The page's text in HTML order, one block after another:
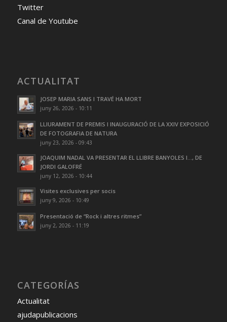
Twitter
Canal de Youtube
ACTUALITAT
JOSEP MARIA SANS I TRAVÉ HA MORT
juny 26, 2026 - 10:11
LLIURAMENT DE PREMIS I INAUGURACIÓ DE LA XXIV EXPOSICIÓ
DE FOTOGRAFIA DE NATURA
juny 23, 2026 - 09:43
JOAQUIM NADAL VA PRESENTAR EL LLIBRE BANYOLES I…, DE
JORDI GALOFRÉ
juny 12, 2026 - 10:44
Visites exclusives per socis
juny 9, 2026 - 10:49
Presentació de “Rock i altres ritmes”
juny 2, 2026 - 11:19
CATEGORÍAS
Actualitat
ajudapublicacions